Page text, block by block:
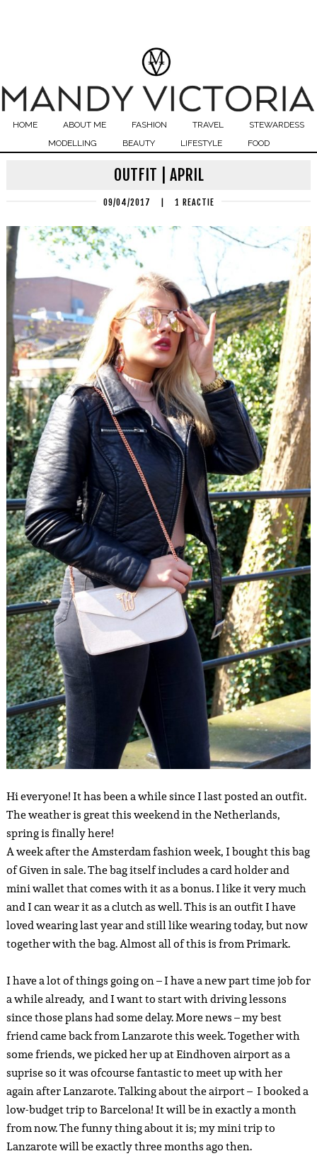
HOME ABOUT ME FASHION TRAVEL
STEWARDESS
MODELLING
BEAUTY LIFESTYLE FOOD
OUTFIT | APRIL
09/04/2017 1 REACTIE
Hi everyone! It has been a while since I last posted an outfit.
The weather is great this weekend in the Netherlands,
spring is finally here!
A week after the Amsterdam fashion week, I bought this bag
of Given in sale. The bag itself includes a card holder and
mini wallet that comes with it as a bonus. I like it very much
and I can wear it as a clutch as well. This is an outfit I have
loved wearing last year and still like wearing today, but now
together with the bag. Almost all of this is from Primark.
I have a lot of things going on – I have a new part time job for
a while already, and I want to start with driving lessons
since those plans had some delay. More news – my best
friend came back from Lanzarote this week. Together with
some friends, we picked her up at Eindhoven airport as a
suprise so it was ofcourse fantastic to meet up with her
again after Lanzarote. Talking about the airport – I booked a
low-budget trip to Barcelona! It will be in exactly a month
from now. The funny thing about it is; my mini trip to
Lanzarote will be exactly three months ago then.